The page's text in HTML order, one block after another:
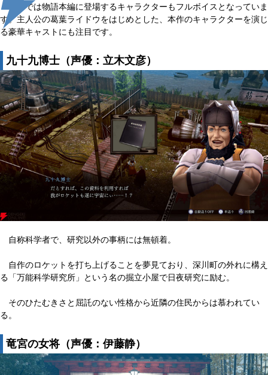
本作では物語本編に登場するキャラクターもフルボイスとなっていま
す。主人公の葛葉ライドウをはじめとした、本作のキャラクターを演じ
る豪華キャストにも注目です。
九十九博士（声優：立木文彦）
自称科学者で、研究以外の事柄には無頓着。
自作のロケットを打ち上げることを夢見ており、深川町の外れに構え
る「万能科学研究所」という名の掘立小屋で日夜研究に励む。
そのひたむきさと屈託のない性格から近隣の住民からは慕われてい
る。
竜宮の女将（声優：伊藤静）